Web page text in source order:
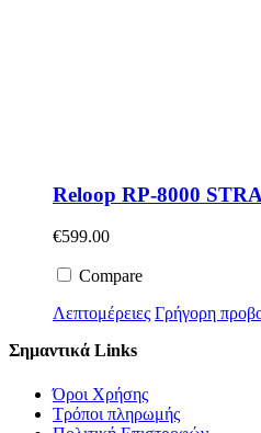
Reloop RP-8000
€599.00
Compare
Λεπτομέρειες Γρήγορη
Σημαντικά Links
Όροι Χρήσης
Τρόποι πληρωμής